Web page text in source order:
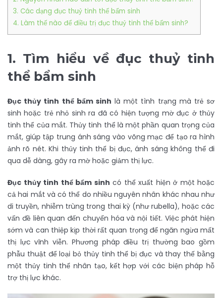
3. Các dạng đục thuỷ tinh thể bẩm sinh
4. Làm thế nào để điều trị đục thuỷ tinh thể bẩm sinh?
1. Tìm hiểu về đục thuỷ tinh
thể bẩm sinh
Đục thủy tinh thể bẩm sinh là một tình trạng mà trẻ sơ
sinh hoặc trẻ nhỏ sinh ra đã có hiện tượng mờ đục ở thủy
tinh thể của mắt. Thủy tinh thể là một phần quan trọng của
mắt, giúp tập trung ánh sáng vào võng mạc để tạo ra hình
ảnh rõ nét. Khi thủy tinh thể bị đục, ánh sáng không thể đi
qua dễ dàng, gây ra mờ hoặc giảm thị lực.
Đục thủy tinh thể bẩm sinh có thể xuất hiện ở một hoặc
cả hai mắt và có thể do nhiều nguyên nhân khác nhau như
di truyền, nhiễm trùng trong thai kỳ (như rubella), hoặc các
vấn đề liên quan đến chuyển hóa và nội tiết. Việc phát hiện
sớm và can thiệp kịp thời rất quan trọng để ngăn ngừa mất
thị lực vĩnh viễn. Phương pháp điều trị thường bao gồm
phẫu thuật để loại bỏ thủy tinh thể bị đục và thay thế bằng
một thủy tinh thể nhân tạo, kết hợp với các biện pháp hỗ
trợ thị lực khác.